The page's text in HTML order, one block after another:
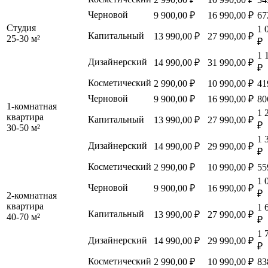
Студия
25-30 м²
Черновой
9 900,00 ₽ 16 990,00 ₽
Капитальный
13 990,00 ₽ 27 990,00 ₽
1
₽
Дизайнерский
14 990,00 ₽ 31 990,00 ₽
1
₽
1-комнатная
квартира
30-50 м²
Косметический 2 990,00 ₽ 10 990,00 ₽
Черновой
9 900,00 ₽ 16 990,00 ₽
Капитальный
13 990,00 ₽ 27 990,00 ₽
1
₽
Дизайнерский
14 990,00 ₽ 29 990,00 ₽
1
₽
2-комнатная
квартира
40-70 м²
Косметический 2 990,00 ₽ 10 990,00 ₽
Черновой
9 900,00 ₽ 16 990,00 ₽
1
₽
Капитальный
13 990,00 ₽ 27 990,00 ₽
1
₽
Дизайнерский
14 990,00 ₽ 29 990,00 ₽
1
₽
Косметический 2 990,00 ₽ 10 990,00 ₽